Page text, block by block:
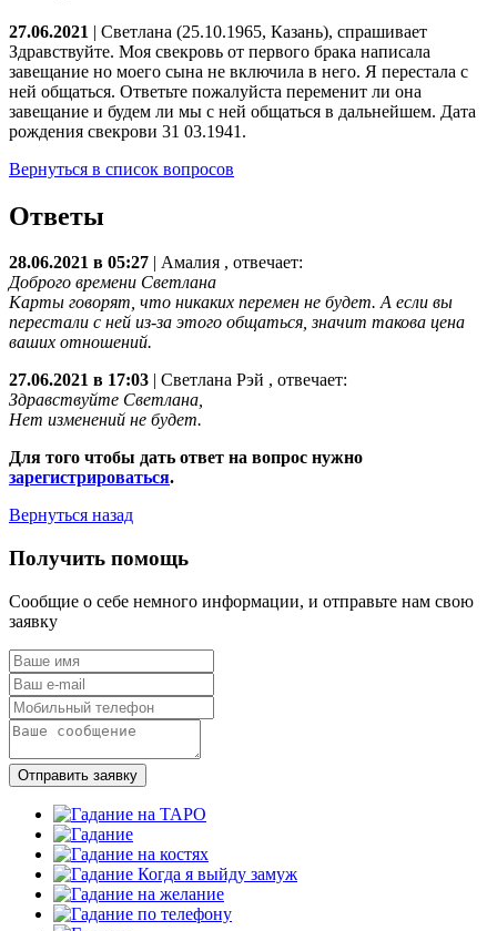
27.06.2021 | Светлана (25.10.1965, Казань), спрашивает
Здравствуйте. Моя свекровь от первого брака написала
завещание но моего сына не включила в него. Я перестала с
ней общаться. Ответьте пожалуйста переменит ли она
завещание и будем ли мы с ней общаться в дальнейшем. Дата
рождения свекрови 31 03.1941.
Вернуться в список вопросов
Ответы
28.06.2021 в 05:27 Амалия , отвечает:
Доброго времени Светлана
Карты говорят, что никаких перемен не будет. А если вы
перестали с ней из-за этого общаться, значит такова цена
ваших отношений.
27.06.2021 в 17:03
Светлана Рэй , отвечает:
Здравствуйте Светлана,
Нет изменений не будет.
Для того чтобы дать ответ на вопрос нужно
зарегистрироваться.
Вернуться назад
Получить помощь
Сообщие о себе немного информации, и отправьте нам свою
заявку
Отправить заявку